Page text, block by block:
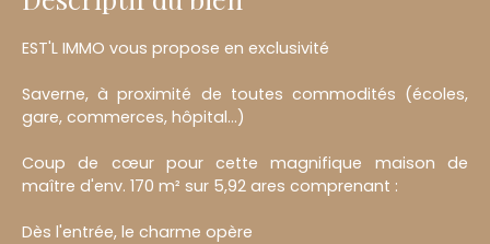
EST'L IMMO vous propose en exclusivité
Saverne, à proximité de toutes commodités (écoles,
gare, commerces, hôpital...)
Coup de cœur pour cette magnifique maison de
maître d'env. 170 m² sur 5,92 ares comprenant :
Dès l'entrée, le charme opère